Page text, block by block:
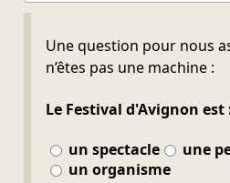
Une question pour nous
n’êtes pas une machine :
Le Festival d'Avignon est
un spectacle
une
un organisme
Ne pas remplir